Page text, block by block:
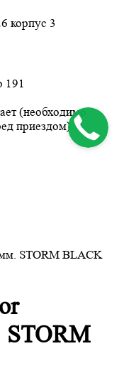
корпус 3
191
(необходимо
приездом)
STORM BLACK